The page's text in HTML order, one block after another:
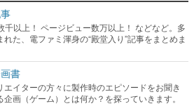
千以上！ ページビュー数万以上！ などなど。多
れた、電ファミ渾身の“殿堂入り”記事をまとめま
書
エイターの方々に製作時のエピソードをお聞き
企画（ゲーム）とは何か？を探っていきます。